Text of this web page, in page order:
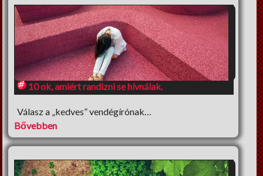
10 ok, amiért randizni se hívnálak.
Válasz a „kedves” vendégírónak…
Bővebben